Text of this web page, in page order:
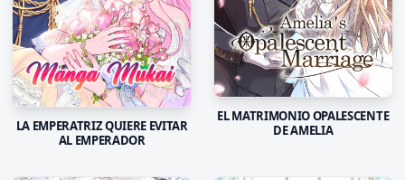
LA EMPERATRIZ QUIERE EVITAR
AL EMPERADOR
EL MATRIMONIO OPALESCENTE
DE AMELIA